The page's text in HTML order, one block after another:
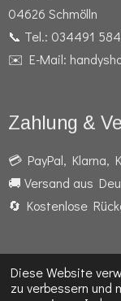
Diese Website
zu verbessern und
04626 Schmölln
📞 Tel.: 034491
✉️ E-Mail:
Zahlung &
💳 PayPal, Klarna,
🚚 Versand aus
🔄 Kostenlose